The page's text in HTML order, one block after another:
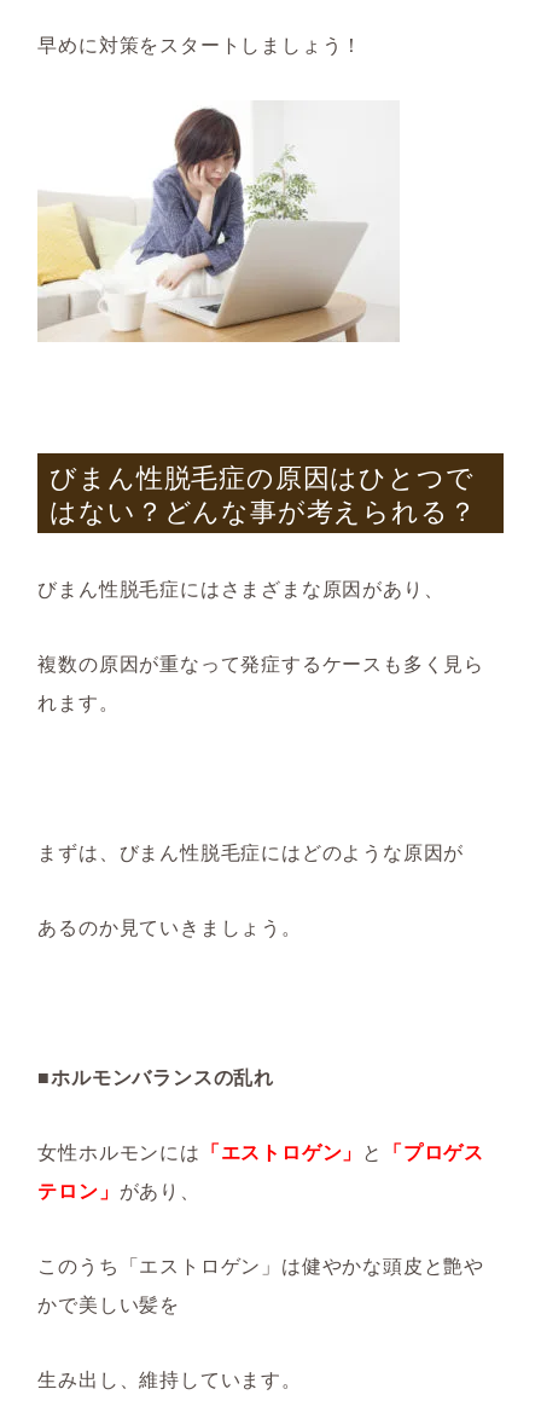
早めに対策をスタートしましょう！
びまん性脱毛症の原因はひとつで
はない？どんな事が考えられる？
びまん性脱毛症にはさまざまな原因があり、
複数の原因が重なって発症するケースも多く見ら
れます。
まずは、びまん性脱毛症にはどのような原因が
あるのか見ていきましょう。
■ホルモンバランスの乱れ
女性ホルモンには 「エストロゲン」 と 「プロゲス
テロン」 があり、
このうち 「エストロゲン 」 は健やかな頭皮と艶や
かで美しい髪を
生み出し、維持しています。